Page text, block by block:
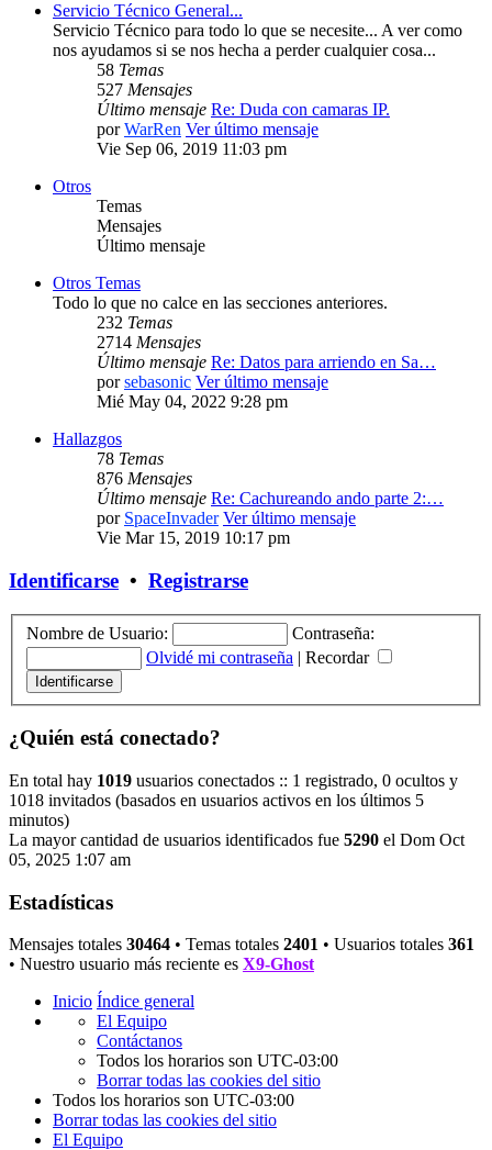
Servicio Técnico General...
Servicio Técnico para todo lo que se necesite... A ver como
nos ayudamos si se nos hecha a perder cualquier cosa...
58 Temas
527 Mensajes
Último mensaje Re: Duda con camaras IP.
porWarRen Ver último mensaje
Vie Sep 06, 2019 11:03 pm
Otros
Temas
Mensajes
Último mensaje
Otros Temas
Todo lo que no calce en las secciones anteriores.
232 Temas
2714 Mensajes
Último mensaje Re: Datos para arriendo en Sa…
porsebasonic Ver último mensaje
Mié May 04, 2022 9:28 pm
Hallazgos
78 Temas
876 Mensajes
Último mensaje Re: Cachureando ando parte 2:…
por SpaceInvader Ver último mensaje
Vie Mar 15, 2019 10:17 pm
Identificarse • Registrarse
Nombre de Usuario:
Contraseña:
Olvidé mi contraseña | Recordar
¿Quién está conectado?
En total hay 1019 usuarios conectados :: 1 registrado, 0 ocultos y
1018 invitados (basados en usuarios activos en los últimos 5
minutos)
La mayor cantidad de usuarios identificados fue 5290 el Dom Oct
05, 2025 1:07 am
Estadísticas
Mensajes totales 30464 • Temas totales 2401 • Usuarios totales 361
• Nuestro usuario más reciente es X9-Ghost
Inicio Índice general
El Equipo
Contáctanos
Todos los horarios son UTC-03:00
Borrar todas las cookies del sitio
Todos los horarios son UTC-03:00
Borrar todas las cookies del sitio
El Equipo